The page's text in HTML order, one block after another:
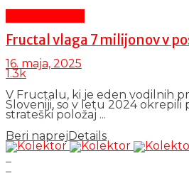
Fructal vlaga 7 milijonov v
16. maja, 2025
1.3k
V Fructalu, ki je eden vodilnih
Sloveniji, so v letu 2024 okrepili
strateški položaj ...
Beri naprej Details